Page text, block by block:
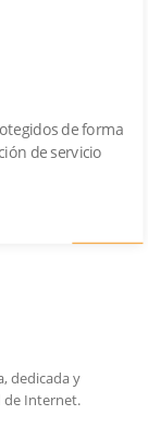
de forma
de servicio
dedicada y
de Internet.